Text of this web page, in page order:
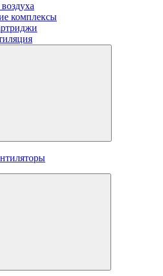
комплексы